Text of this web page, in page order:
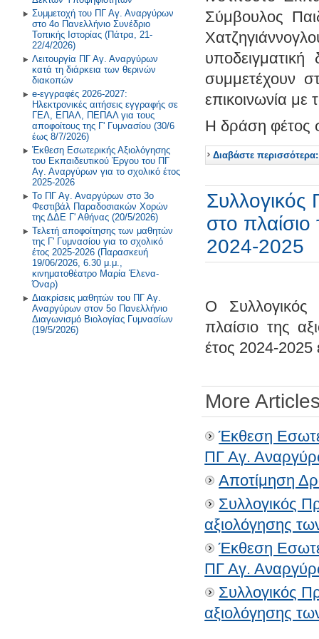
Πρόγραμμα Σίτισης και Υγιεινής
Διατροφής
Δραστηριότητες στο Σχολικό
Επαγγελματικό Προσανατολισμό
2018-2019
2017-2018
2016-2017
2015-2016
2014-2015
Παλαιότερη Έτη
Συμμετοχή του ΠΓ Αγ. Αναργύρων
στο 4ο Πανελλήνιο Συνέδριο
Τοπικής Ιστορίας (Πάτρα, 21-
22/4/2026)
Λειτουργία ΠΓ Αγ. Αναργύρων
κατά τη διάρκεια των θερινών
διακοπών
e-εγγραφές 2026-2027:
Ηλεκτρονικές αιτήσεις εγγραφής σε
ΓΕΛ, ΕΠΑΛ, ΠΕΠΑΛ για τους
αποφοίτους της Γ' Γυμνασίου (30/6
έως 8/7/2026)
Έκθεση Εσωτερικής Αξιολόγησης
του Εκπαιδευτικού Έργου του ΠΓ
Αγ. Αναργύρων για το σχολικό έτος
2025-2026
Το ΠΓ Αγ. Αναργύρων στο 3ο
Φεστιβάλ Παραδοσιακών Χορών
της ΔΔΕ Γ' Αθήνας (20/5/2026)
Τελετή αποφοίτησης των μαθητών
της Γ' Γυμνασίου για το σχολικό
έτος 2025-2026 (Παρασκευή
19/06/2026, 6.30 μ.μ.,
κινηματοθέατρο Μαρία Έλενα-
Όναρ)
Διακρίσεις μαθητών του ΠΓ Αγ.
Αναργύρων στον 5ο Πανελλήνιο
Διαγωνισμό Βιολογίας Γυμνασίων
(19/5/2026)
Σύμβουλος
συμμετέχουν
επικοινωνία με
Η δράση φέτος
Διαβάστε περισσότερα:
στο
2024-2025
Ο
πλαίσιο της
έτος 2024-2025
More
Έκθεση
ΠΓ Αγ.
Αποτίμηση
Συλλογικός
αξιολόγησης
Έκθεση
ΠΓ Αγ.
Συλλογικός
αξιολόγησης